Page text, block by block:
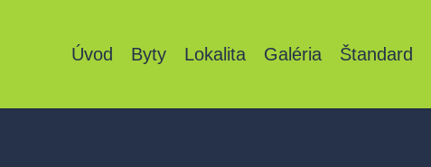
Úvod Byty Lokalita Galéria Štandard